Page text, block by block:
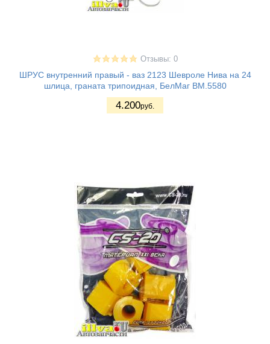
Отзывы: 0
ШРУС внутренний правый - ваз 2123 Шевроле Нива на 24
шлица, граната трипоидная, БелМаг BM.5580
4.200руб.